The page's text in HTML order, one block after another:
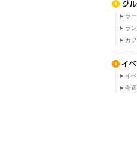
ラ
ラ
カ
イ
今